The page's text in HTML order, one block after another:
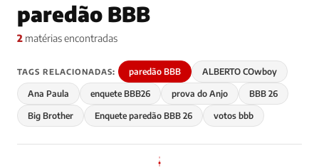
paredão BBB
2 matérias encontradas
TAGS RELACIONADAS: paredão BBB ALBERTO COwboy
Ana Paula enquete BBB26 prova do Anjo BBB 26
Big Brother Enquete paredão BBB 26 votos bbb